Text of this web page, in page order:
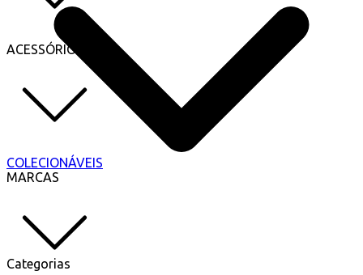
ACESSÓRIOS
COLECIONÁVEIS
MARCAS
Categorias